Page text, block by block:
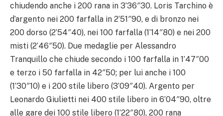
chiudendo anche i 200 rana in 3’36″30. Loris Tarchino è
d’argento nei 200 farfalla in 2’51″90, e di bronzo nei
200 dorso (2’54″40), nei 100 farfalla (1’14″80) e nei 200
misti (2’46″50). Due medaglie per Alessandro
Tranquillo che chiude secondo i 100 farfalla in 1’47″00
e terzo i 50 farfalla in 42″50; per lui anche i 100
(1’30″10) e i 200 stile libero (3’09″40). Argento per
Leonardo Giulietti nei 400 stile libero in 6’04″90, oltre
alle gare dei 100 stile libero (1’22″80), 200 rana